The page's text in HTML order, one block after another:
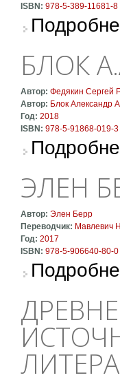
ISBN: 978-5-389-11681-8
БЛОК
Автор: Федякин Сергей
Автор: Блок Александр
Год: 2018
ISBN: 978-5-91868-019-3
ЭЛЕН
Автор: Элен Берр
Переводчик: Мавлевич
Год: 2017
ISBN: 978-5-906640-80-0